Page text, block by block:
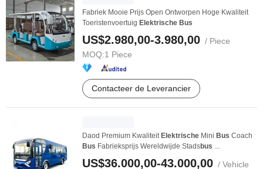
Fabriek Mooie Prijs Open Ontworpen Hoge Kwaliteit
Toeristenvoertuig Elektrische Bus
US$2.980,00-3.980,00 / Piece
MOQ:1 Piece
Contacteer de Leverancier
Daod Premium Kwaliteit Elektrische Mini Bus Coach
Bus Fabrieksprijs Wereldwijde Stadsbus ...
US$36.000,00-43.000,00 / Vehicle